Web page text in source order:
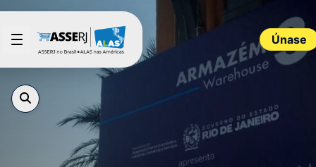
Saltar al contenido principal
Únase